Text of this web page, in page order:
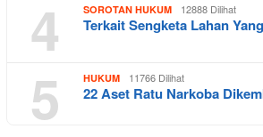
4 SOROTAN HUKUM 12888 Dilihat
Terkait Sengketa Lahan
5 HUKUM 11766 Dilihat
22 Aset Ratu Narkoba